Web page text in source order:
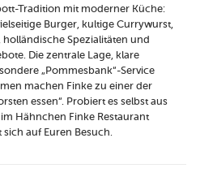
Tradition mit moderner Küche:
Burger, kultige Currywurst,
Spezialitäten und
Die zentrale Lage, klare
„Pommesbank“-Service
machen Finke zu einer der
essen“. Probiert es selbst aus
Hähnchen Finke Restaurant
auf Euren Besuch.